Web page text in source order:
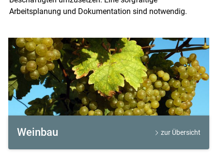
Arbeitsplanung und Dokumentation sind notwendig.
Weinbau zur Übersicht